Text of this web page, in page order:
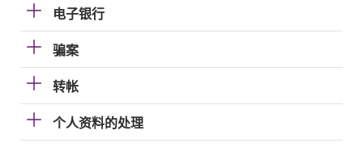
电子银行
骗案
转帐
个人资料的处理